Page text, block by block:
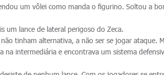
um vôlei como manda o figurino. Soltou a
um lance de lateral perigoso do Zeca.
tinham alternativa, a não ser se jogar ataque.
intermediária e encontrava um sistema